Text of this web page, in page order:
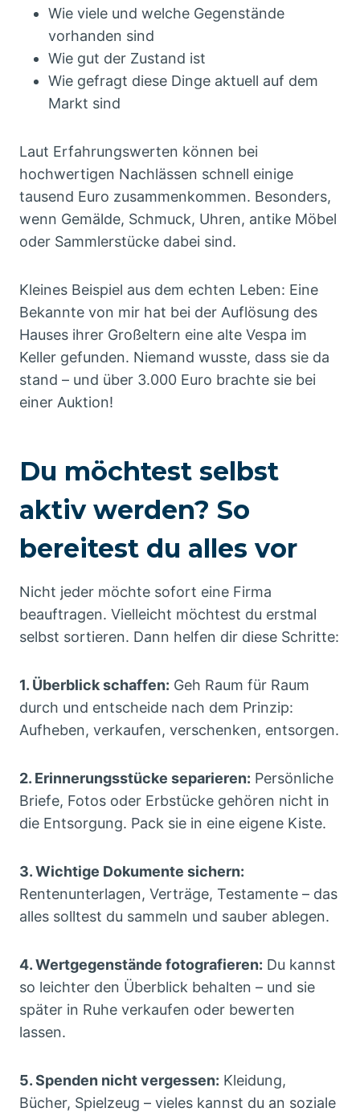
Wie viele und welche Gegenstände
vorhanden sind
Wie gut der Zustand ist
Wie gefragt diese Dinge aktuell auf dem
Markt sind
Laut Erfahrungswerten können bei
hochwertigen Nachlässen schnell einige
tausend Euro zusammenkommen. Besonders,
wenn Gemälde, Schmuck, Uhren, antike Möbel
oder Sammlerstücke dabei sind.
Kleines Beispiel aus dem echten Leben: Eine
Bekannte von mir hat bei der Auflösung des
Hauses ihrer Großeltern eine alte Vespa im
Keller gefunden. Niemand wusste, dass sie da
stand – und über 3.000 Euro brachte sie bei
einer Auktion!
Du möchtest selbst
aktiv werden? So
bereitest du alles vor
Nicht jeder möchte sofort eine Firma
beauftragen. Vielleicht möchtest du erstmal
selbst sortieren. Dann helfen dir diese Schritte:
1. Überblick schaffen: Geh Raum für Raum
durch und entscheide nach dem Prinzip:
Aufheben, verkaufen, verschenken, entsorgen.
2. Erinnerungsstücke separieren: Persönliche
Briefe, Fotos oder Erbstücke gehören nicht in
die Entsorgung. Pack sie in eine eigene Kiste.
3. Wichtige Dokumente sichern:
Rentenunterlagen, Verträge, Testamente – das
alles solltest du sammeln und sauber ablegen.
4. Wertgegenstände fotografieren: Du kannst
so leichter den Überblick behalten – und sie
später in Ruhe verkaufen oder bewerten
lassen.
5. Spenden nicht vergessen: Kleidung,
Bücher, Spielzeug – vieles kannst du an soziale